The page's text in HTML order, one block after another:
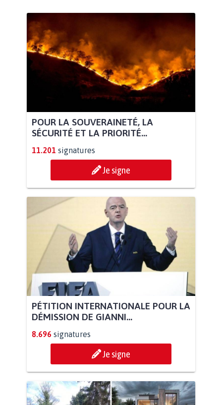
POUR LA SOUVERAINETÉ, LA
SÉCURITÉ ET LA PRIORITÉ...
11.201 signatures
Je signe
PÉTITION INTERNATIONALE POUR LA
DÉMISSION DE GIANNI...
8.696 signatures
Je signe